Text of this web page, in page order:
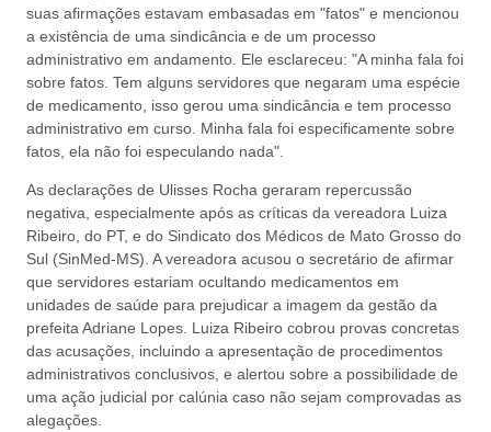
suas afirmações estavam embasadas em "fatos" e mencionou
a existência de uma sindicância e de um processo
administrativo em andamento. Ele esclareceu: "A minha fala foi
sobre fatos. Tem alguns servidores que negaram uma espécie
de medicamento, isso gerou uma sindicância e tem processo
administrativo em curso. Minha fala foi especificamente sobre
fatos, ela não foi especulando nada".
As declarações de Ulisses Rocha geraram repercussão
negativa, especialmente após as críticas da vereadora Luiza
Ribeiro, do PT, e do Sindicato dos Médicos de Mato Grosso do
Sul (SinMed-MS). A vereadora acusou o secretário de afirmar
que servidores estariam ocultando medicamentos em
unidades de saúde para prejudicar a imagem da gestão da
prefeita Adriane Lopes. Luiza Ribeiro cobrou provas concretas
das acusações, incluindo a apresentação de procedimentos
administrativos conclusivos, e alertou sobre a possibilidade de
uma ação judicial por calúnia caso não sejam comprovadas as
alegações.